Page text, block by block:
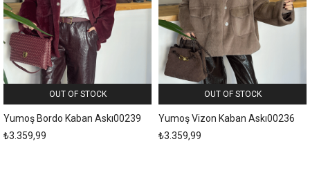
OUT OF STOCK
Yumoş Bordo Kaban Askı00239
₺3.359,99
OUT OF STOCK
Yumoş Vizon Kaban Askı00236
₺3.359,99